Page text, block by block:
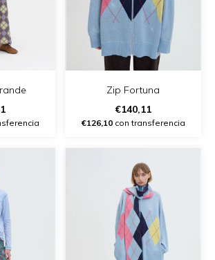
Zip Fortuna
€140,11
€126,10con transferencia